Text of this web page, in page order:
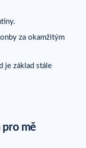
za okamžitým
je základ stále
pro mě